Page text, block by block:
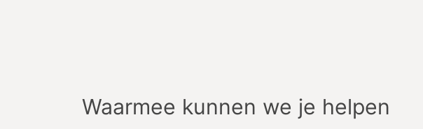
Waarmee kunnen we je helpen